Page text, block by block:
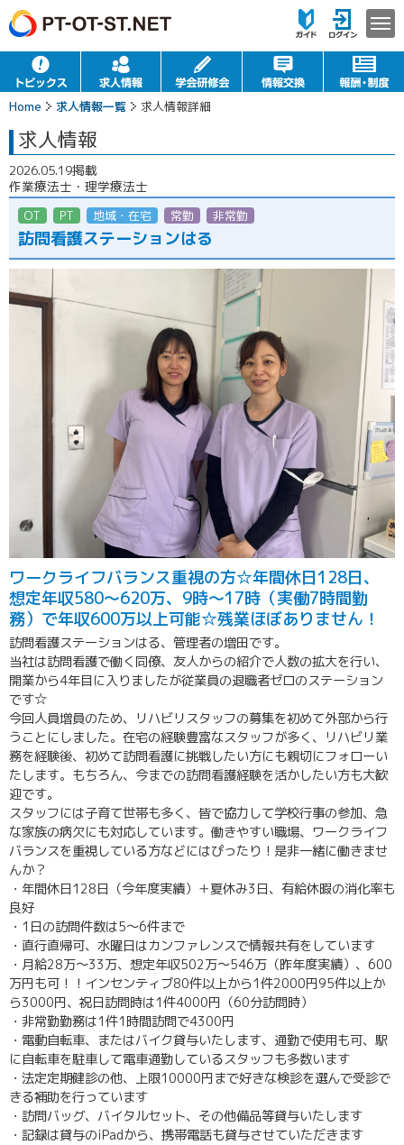
Home 求人情報一覧 求人情報詳細
求人情報
2026.05.19掲載
作業療法士・理学療法士
OT PT 地域・在宅 常勤 非常勤（パート）
訪問看護ステーションはる
ワークライフバランス重視の方☆年間休日128日、
想定年収580～620万、9時～17時（実働7時間勤
務）で年収600万以上可能☆残業ほぼありません！
訪問看護ステーションはる、管理者の増田です。
当社は訪問看護で働く同僚、友人からの紹介で人数の拡大を行い、
開業から4年目に入りましたが従業員の退職者ゼロのステーション
です☆
今回人員増員のため、リハビリスタッフの募集を初めて外部から行
うことにしました。在宅の経験豊富なスタッフが多く、リハビリ業
務を経験後、初めて訪問看護に挑戦したい方にも親切にフォローい
たします。もちろん、今までの訪問看護経験を活かしたい方も大歓
迎です。
スタッフには子育て世帯も多く、皆で協力して学校行事の参加、急
な家族の病欠にも対応しています。働きやすい職場、ワークライフ
バランスを重視している方などにはぴったり！是非一緒に働きませ
んか？
・年間休日128日（今年度実績）＋夏休み3日、有給休暇の消化率も
良好
・1日の訪問件数は5～6件まで
・直行直帰可、水曜日はカンファレンスで情報共有をしています
・月給28万～33万、想定年収502万～546万（昨年度実績）、600
万円も可！！インセンティブ80件以上から1件2000円95件以上か
ら3000円、祝日訪問時は1件4000円（60分訪問時）
・非常勤勤務は1件1時間訪問で4300円
・電動自転車、またはバイク貸与いたします、通勤で使用も可、駅
に自転車を駐車して電車通勤しているスタッフも多数います
・法定定期健診の他、上限10000円まで好きな検診を選んで受診で
きる補助を行っています
・訪問バッグ、バイタルセット、その他備品等貸与いたします
・記録は貸与のiPadから、携帯電話も貸与させていただきます